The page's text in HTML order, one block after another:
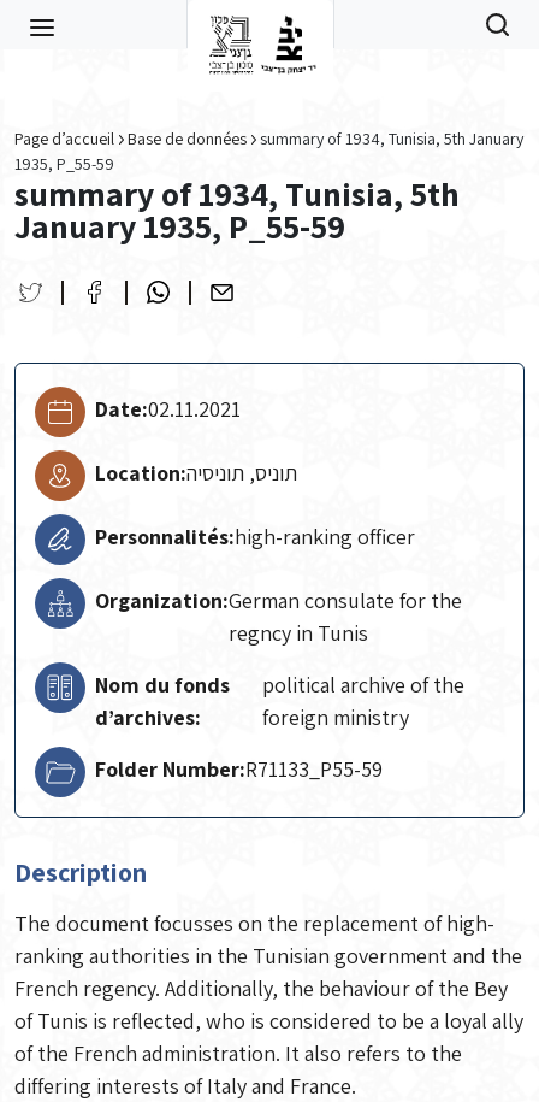
Page d’accueil Base de données
summary of 1934, Tunisia, 5th January
1935, P_55-59
summary of 1934, Tunisia, 5th
January 1935, P_55-59
Date:02.11.2021
Location:תוניס, תוניסיה
Personnalités:high-ranking officer
Organization:German consulate for the
regncy in Tunis
Nom du fonds
d’archives:
political archive of the
foreign ministry
Folder Number:R71133_P55-59
Description
The document focusses on the replacement of high-
ranking authorities in the Tunisian government and the
French regency. Additionally, the behaviour of the Bey
of Tunis is reflected, who is considered to be a loyal ally
of the French administration. It also refers to the
differing interests of Italy and France.